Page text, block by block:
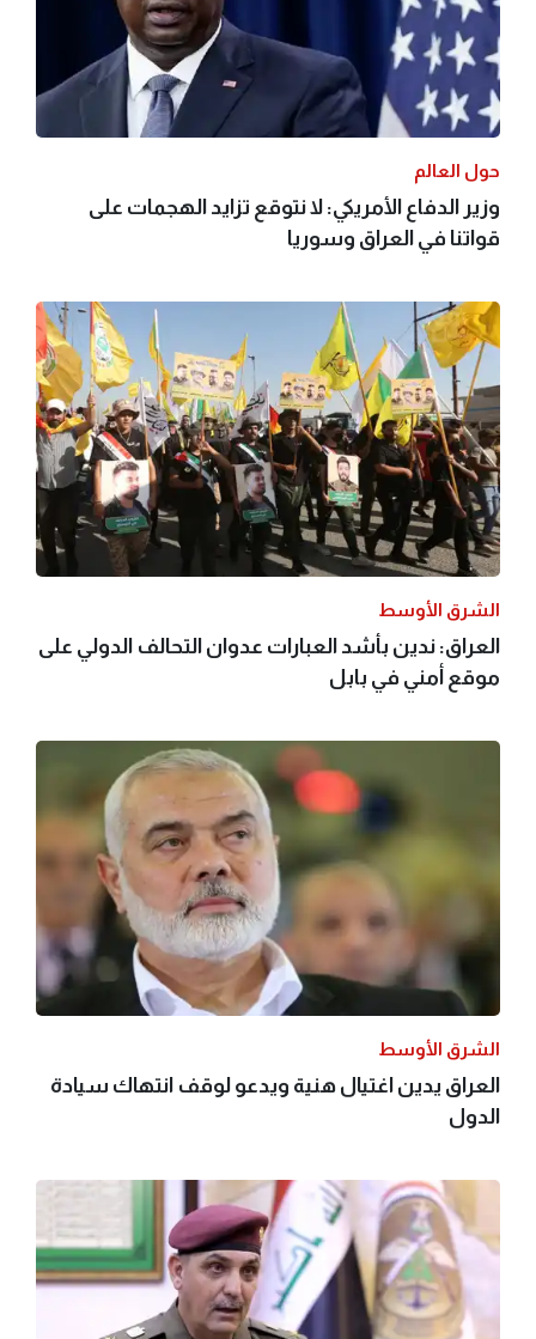
حول العالم
وزير الدفاع الأمريكي: لا نتوقع تزايد الهجمات على
قواتنا في العراق وسوريا
الشرق الأوسط
العراق: ندين بأشد العبارات عدوان التحالف الدولي على
موقع أمني في بابل
الشرق الأوسط
العراق يدين اغتيال هنية ويدعو لوقف انتهاك سيادة
الدول